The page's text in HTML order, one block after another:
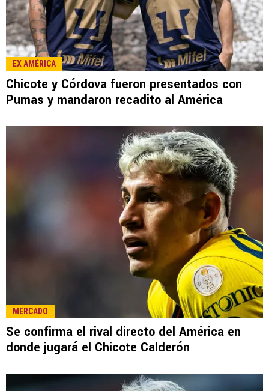
EX AMÉRICA
Chicote y Córdova fueron presentados con
Pumas y mandaron recadito al América
MERCADO
Se confirma el rival directo del América en
donde jugará el Chicote Calderón